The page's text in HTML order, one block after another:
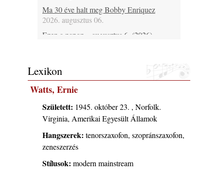
Ma 30 éve halt meg Bobby Enriquez
2026. augusztus 06.
Ezen a napon – augusztus 6. (2026)
2026. augusztus 06.
A www.jazzma.hu-n eddig megjelent írások
összegzése – 2026 augusztus
2026. augusztus 05.
Főszerkesztői jegyzet – 2026 augusztus
2026. augusztus 05.
X. BOHÉM JAZZFŐVÁROS fesztivál,
színpad, 10 ország zenészei, 40 óra zene és
Lexikon
Watts, Ernie
Született: 1945. október 23. , Norfolk.
Virginia, Amerikai Egyesült Államok
Hangszerek: tenorszaxofon, szopránszaxofon,
zeneszerzés
Stílusok: modern mainstream